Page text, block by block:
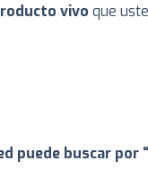
vivo que
puede buscar por